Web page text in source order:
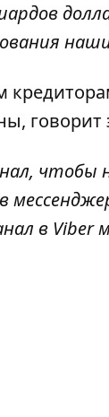
говорит
, чтобы
в Viber